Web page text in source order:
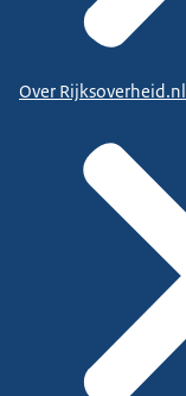
Over Rijksoverheid.nl